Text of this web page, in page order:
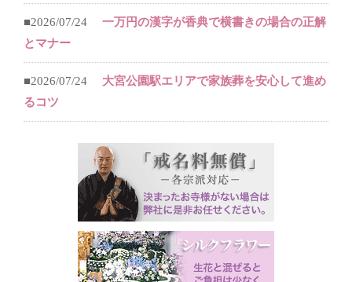
■2026/07/24
一万円の漢字が香典で横書きの場合の正解
とマナー
■2026/07/24
大宮公園駅エリアで家族葬を安心して進め
るコツ